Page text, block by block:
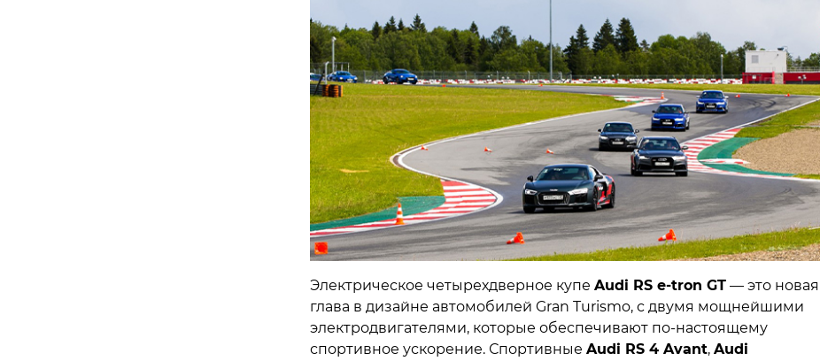
Электрическое четырехдверное купе Audi RS e-tron GT— это новая
глава в дизайне автомобилей Gran Turismo, с двумя мощнейшими
электродвигателями, которые обеспечивают по-настоящему
спортивное ускорение. Спортивные Audi RS 4 Avant, Audi